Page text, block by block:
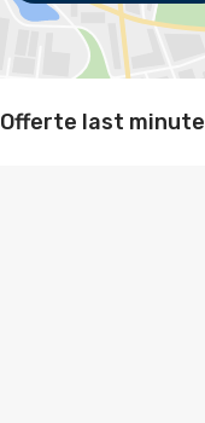
Offerte last minute